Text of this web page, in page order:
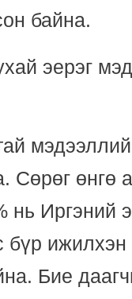
байна.
эерэг
Сөрөг өнгө
нь Иргэний
ижилхэн
Бие